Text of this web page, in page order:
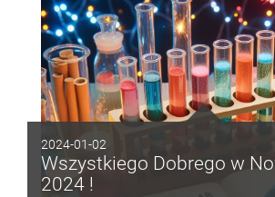
2024-01-02
Wszystkiego Dobrego w
2024 !